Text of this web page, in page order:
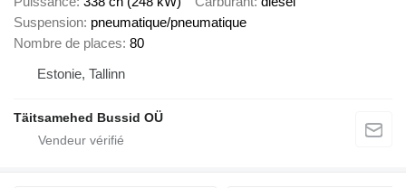
Suspension pneumatique/pneumatique
Nombre de places 80
Estonie, Tallinn
Täitsamehed Bussid OÜ